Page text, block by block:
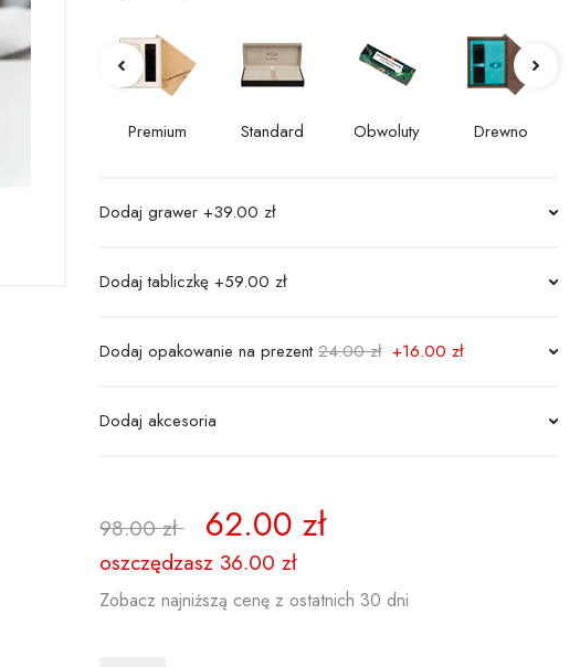
Premium Standard Obwoluty Drewno
Dodaj grawer+39.00 zł
Dodaj tabliczkę+59.00 zł
Dodaj opakowanie na prezent24.00 zł +16.00 zł
Dodaj akcesoria
98.00 zł 62.00 zł
oszczędzasz 36.00 zł
Zobacz najniższą cenę z ostatnich 30 dni